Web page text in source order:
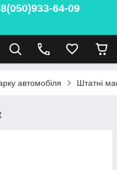
64-09
автомобіля Штатні